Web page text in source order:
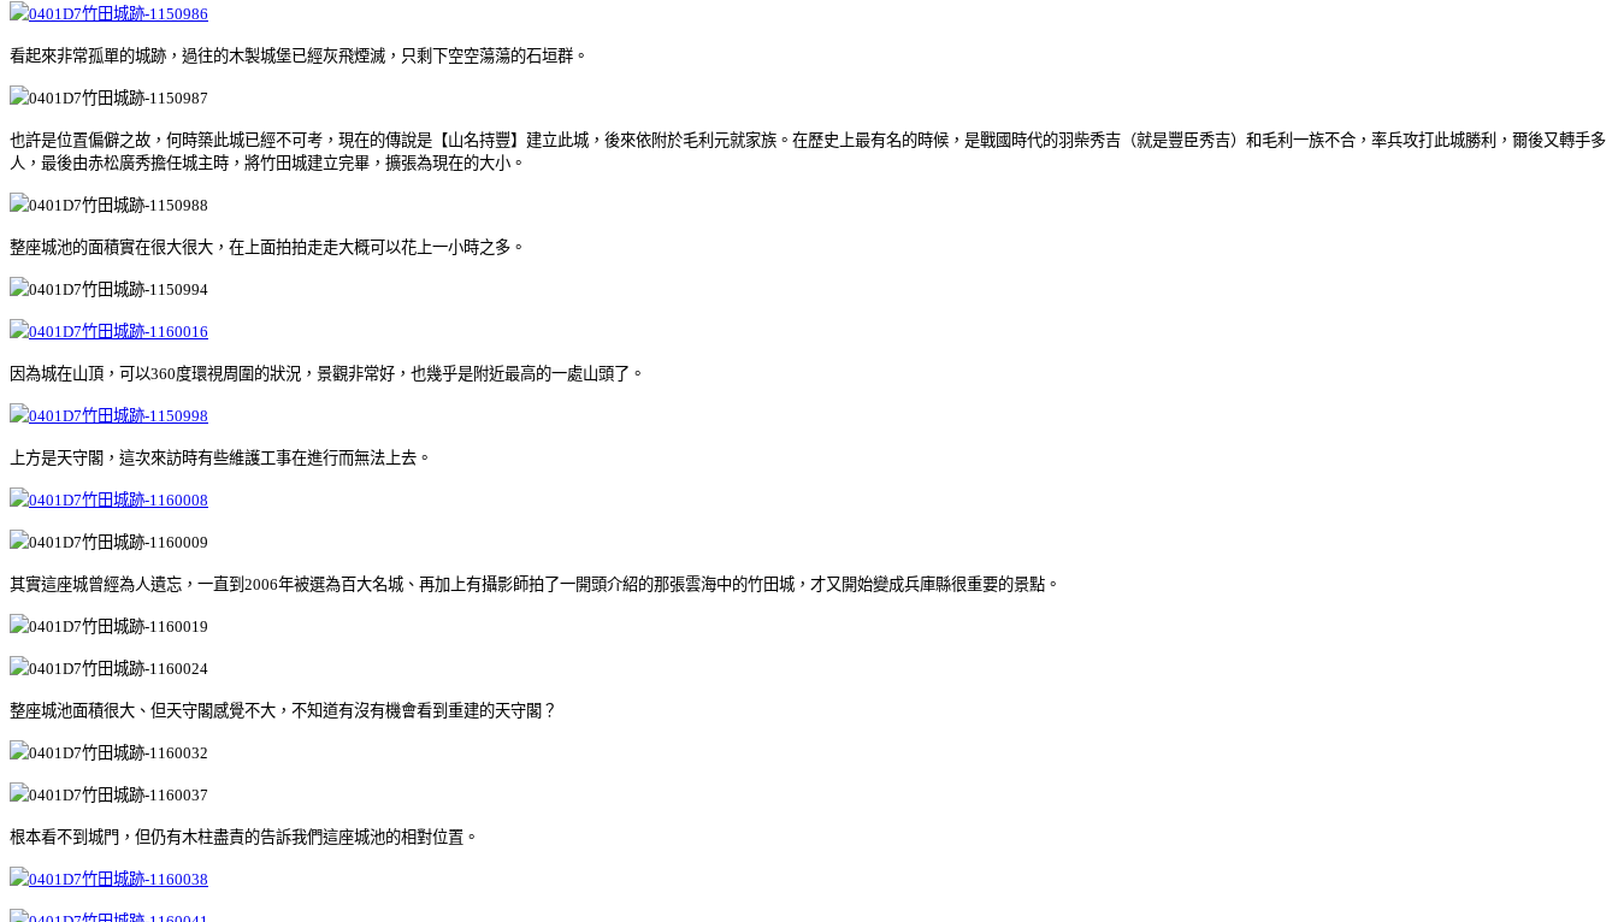
看起來非常孤單的城跡，過往的木製城堡已經灰飛煙滅，只剩下空空蕩蕩的石垣群。
也許是位置偏僻之故，何時築此城已經不可考，現在的傳說是【山名持豐】建立此城，後來依附於毛利元就家族。在歷史上最有名的時候，是戰國時代的羽柴秀吉（就是豐臣秀吉）和毛利一族不合，率兵攻打此城勝利，爾後又轉手多
人，最後由赤松廣秀擔任城主時，將竹田城建立完畢，擴張為現在的大小。
整座城池的面積實在很大很大，在上面拍拍走走大概可以花上一小時之多。
因為城在山頂，可以360度環視周圍的狀況，景觀非常好，也幾乎是附近最高的一處山頭了。
上方是天守閣，這次來訪時有些維護工事在進行而無法上去。
其實這座城曾經為人遺忘，一直到2006年被選為百大名城、再加上有攝影師拍了一開頭介紹的那張雲海中的竹田城，才又開始變成兵庫縣很重要的景點。
整座城池面積很大、但天守閣感覺不大，不知道有沒有機會看到重建的天守閣？
根本看不到城門，但仍有木柱盡責的告訴我們這座城池的相對位置。